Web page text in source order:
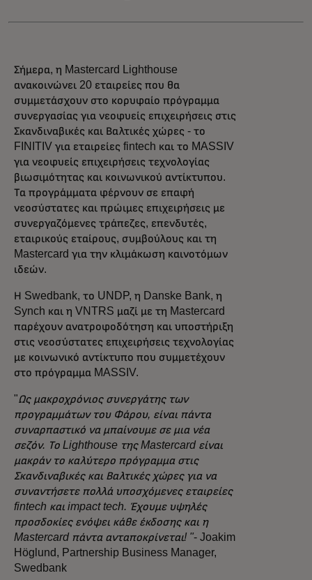
Σήμερα, η Mastercard Lighthouse
ανακοινώνει 20 εταιρείες που θα
συμμετάσχουν στο κορυφαίο πρόγραμμα
συνεργασίας για νεοφυείς επιχειρήσεις στις
Σκανδιναβικές και Βαλτικές χώρες - το
FINITIV για εταιρείες fintech και το MASSIV
για νεοφυείς επιχειρήσεις τεχνολογίας
βιωσιμότητας και κοινωνικού αντίκτυπου.
Τα προγράμματα φέρνουν σε επαφή
νεοσύστατες και πρώιμες επιχειρήσεις με
συνεργαζόμενες τράπεζες, επενδυτές,
εταιρικούς εταίρους, συμβούλους και τη
Mastercard για την κλιμάκωση καινοτόμων
ιδεών.
Η Swedbank, το UNDP, η Danske Bank, η
Synch και η VNTRS μαζί με τη Mastercard
παρέχουν ανατροφοδότηση και υποστήριξη
στις νεοσύστατες επιχειρήσεις τεχνολογίας
με κοινωνικό αντίκτυπο που συμμετέχουν
στο πρόγραμμα MASSIV.
"Ως μακροχρόνιος συνεργάτης των
προγραμμάτων του Φάρου, είναι πάντα
συναρπαστικό να μπαίνουμε σε μια νέα
σεζόν. Το Lighthouse της Mastercard είναι
μακράν το καλύτερο πρόγραμμα στις
Σκανδιναβικές και Βαλτικές χώρες για να
συναντήσετε πολλά υποσχόμενες εταιρείες
fintech και impact tech. Έχουμε υψηλές
προσδοκίες ενόψει κάθε έκδοσης και η
Mastercard πάντα ανταποκρίνεται! "- Joakim
Höglund, Partnership Business Manager,
Swedbank